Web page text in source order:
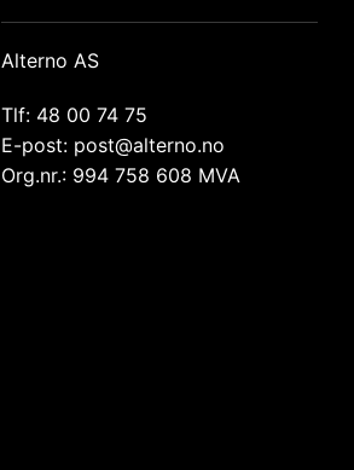
Alterno AS
Tlf: 48 00 74 75
E-post: post@alterno.no
Org.nr.: 994 758 608 MVA